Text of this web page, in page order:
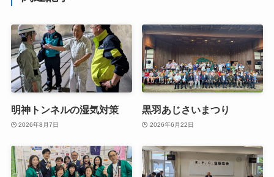
明神トンネルの湿気対策
2026年8月7日
黒羽あじさいまつり
2026年6月22日